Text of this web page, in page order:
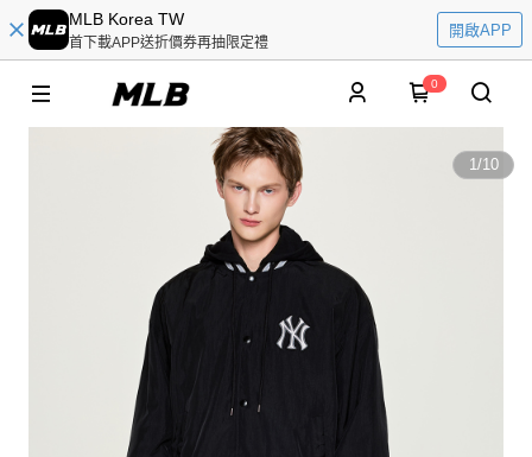
MLB Korea TW
首下載APP送折價券再抽限定禮
開啟APP
0
1/10